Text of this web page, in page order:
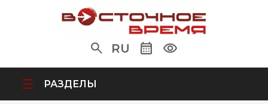
RU
РАЗДЕЛЫ